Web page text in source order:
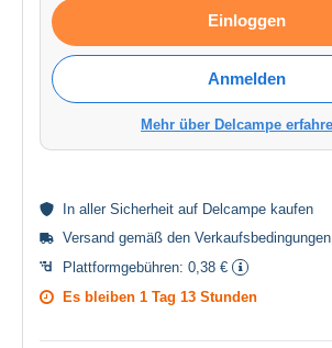
Einloggen
Anmelden
Mehr über Delcampe
In aller Sicherheit auf Delcampe kaufen
Versand gemäß den
Plattformgebühren: 0,38 €
Es bleiben 1 Tag 13 Stunden